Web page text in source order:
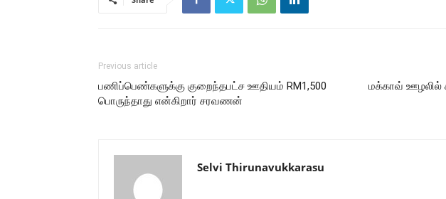
Previous article
பணிப்பெண்களுக்கு குறைந்தபட்ச ஊதியம் RM1,500
பொருந்தாது என்கிறார் சரவணன்
மக்காவ் ஊழலில்
Selvi Thirunavukkarasu